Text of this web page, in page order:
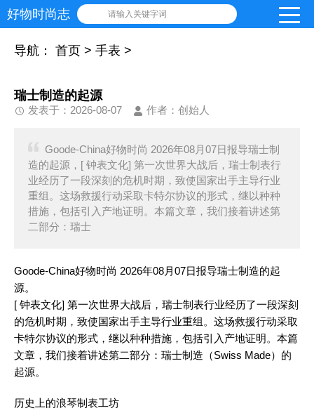
好物时尚志 请输入关键字词
导航： 首页 > 手表 >
瑞士制造的起源
发表于：2026-08-07 作者：创始人
Goode-China好物时尚 2026年08月07日报导瑞士制
造的起源，[ 钟表文化] 第一次世界大战后，瑞士制表行
业经历了一段深刻的危机时期，致使国家出手主导行业
重组。这场救援行动采取卡特尔协议的形式，继以种种
措施，包括引入产地证明。本篇文章，我们接着讲述第
二部分：瑞士
Goode-China好物时尚 2026年08月07日报导瑞士制造的起
源。
[ 钟表文化] 第一次世界大战后，瑞士制表行业经历了一段深刻
的危机时期，致使国家出手主导行业重组。这场救援行动采取
卡特尔协议的形式，继以种种措施，包括引入产地证明。本篇
文章，我们接着讲述第二部分：瑞士制造（Swiss Made）的
起源。
历史上的浪琴制表工坊